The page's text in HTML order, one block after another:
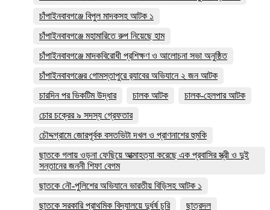
চাঁপাইনবাবগঞ্জে বিপুল মাদকসহ আটক ১
চাঁপাইনবাবগঞ্জে মহামারিতে রুপ নিয়েছে হাম
চাঁপাইনবাবগঞ্জে মাদকবিরোধী প্রশিক্ষণ ও আলোচনা সভা অনুষ্ঠিত
চাঁপাইনবাবগঞ্জের গোমস্তাপুরে র‍্যাবের অভিযানে ২ জন আটক
চারদিন পর ভিকটিম উদ্ধার
চালক আটক
চালক-হেলপার আটক
চোর চক্রের ৯ সদস্য গ্রেফতার
চৌদ্দগ্রামে জোরপূর্বক বসতভিটা দখল ও প্রাণনাশের হুমকি
ছাতকে গলায় ওড়না ফেছিয়ে আত্মাহত্যা করেছে এক প্রবাসির স্ত্রী ও দুই
সন্তানের জননী শিফা বেগম
ছাতকে নৌ-পুলিশের অভিযানে ভারতীয় বিড়িসহ আটক ১
ছাতকে সরকারি প্রাথমিক বিদ্যালয়ে দুর্ধর্ষ চুরি
ছাত্রদল